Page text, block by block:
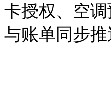
卡授权、空
与账单同步